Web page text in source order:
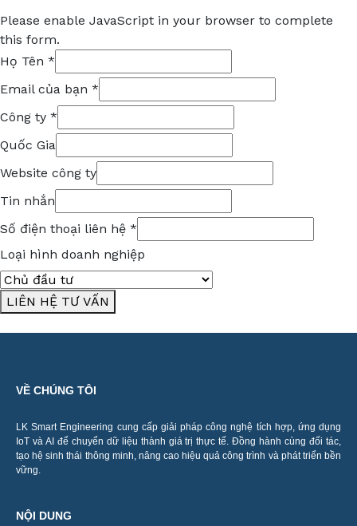
Please enable JavaScript in your browser to complete
this form.
Họ Tên *
Email của bạn *
Công ty *
Quốc Gia
Website công ty
Tin nhắn
Số điện thoại liên hệ *
Tên
thoại
hình
Loại hình doanh nghiệp
LIÊN HỆ TƯ VẤN
VỀ CHÚNG TÔI
LK Smart Engineering cung cấp giải pháp công nghệ tích hợp, ứng dụng
IoT và AI để chuyển dữ liệu thành giá trị thực tế. Đồng hành cùng đối tác,
tạo hệ sinh thái thông minh, nâng cao hiệu quả công trình và phát triển bền
vững.
NỘI DUNG